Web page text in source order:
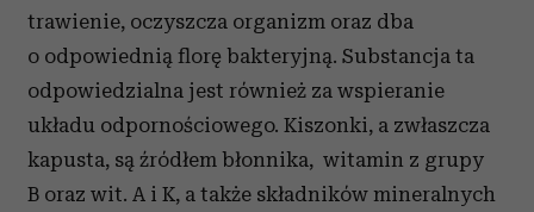
trawienie, oczyszcza organizm oraz dba
o odpowiednią florę bakteryjną. Substancja ta
odpowiedzialna jest również za wspieranie
układu odpornościowego. Kiszonki, a zwłaszcza
kapusta, są źródłem błonnika, witamin z grupy
B oraz wit. A i K, a także składników mineralnych